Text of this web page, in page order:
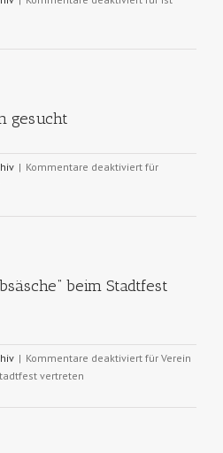
gesucht
| Kommentare deaktiviert für
beim Stadtfest
| Kommentare deaktiviert für Verein
vertreten